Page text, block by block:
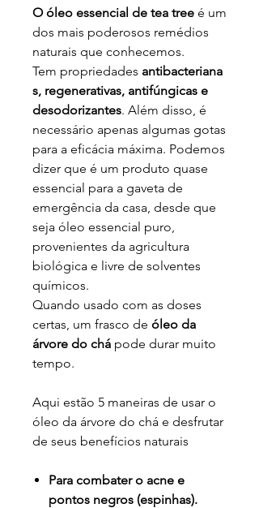
O óleo essencial de tea tree é um
dos mais poderosos remédios
naturais que conhecemos.
Tem propriedades antibacteriana
s, regenerativas, antifúngicas e
desodorizantes. Além disso, é
necessário apenas algumas gotas
para a eficácia máxima. Podemos
dizer que é um produto quase
essencial para a gaveta de
emergência da casa, desde que
seja óleo essencial puro,
provenientes da agricultura
biológica e livre de solventes
químicos.
Quando usado com as doses
certas, um frasco de óleo da
árvore do chá pode durar muito
tempo.
Aqui estão 5 maneiras de usar o
óleo da árvore do chá e desfrutar
de seus benefícios naturais
Para combater o acne e
pontos negros (espinhas).